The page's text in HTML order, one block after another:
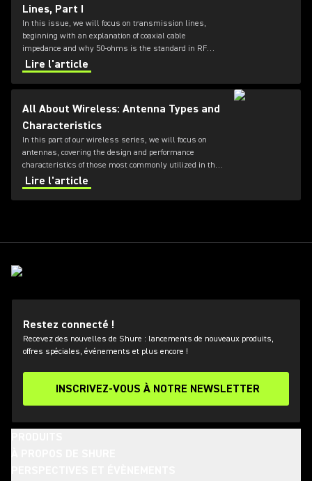
Lines, Part I
In this issue, we will focus on transmission lines,
beginning with an explanation of coaxial cable
impedance and why 50-ohms is the standard in RF
systems, followed by a review of cable loss
specifications.
Lire l'article
All About Wireless: Antenna Types and
Characteristics
In this part of our wireless series, we will focus on
antennas, covering the design and performance
characteristics of those most commonly utilized in the
professional audio industry.
Lire l'article
Restez connecté !
Recevez des nouvelles de Shure : lancements de nouveaux produits,
offres spéciales, événements et plus encore !
INSCRIVEZ-VOUS À NOTRE NEWSLETTER